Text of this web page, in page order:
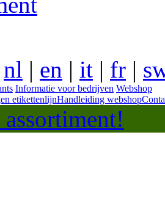
nl | en | it | fr |
Informatie voor bedrijven Webshop
etikettenlijnHandleiding webshop